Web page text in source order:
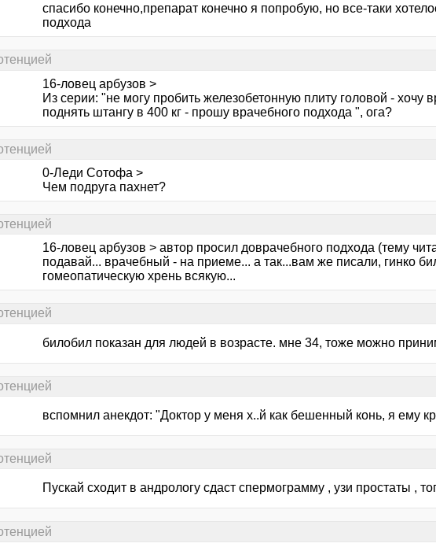
спасибо конечно,препарат конечно я попробую, но все-таки
подхода
16-ловец арбузов >
Из серии: "не могу пробить железобетонную плиту головой - хочу
поднять штангу в 400 кг - прошу врачебного подхода ", ога?
0-Леди Сотофа >
Чем подруга пахнет?
16-ловец арбузов > автор просил доврачебного подхода (тему
подавай... врачебный - на приеме... а так...вам же писали, гинко
гомеопатическую хрень всякую...
билобил показан для людей в возрасте. мне 34, тоже можно
вспомнил анекдот: "Доктор у меня х..й как бешенный конь, я ему
Пускай сходит в андрологу сдаст спермограмму , узи простаты ,